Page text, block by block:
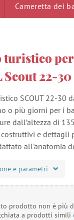
Cameretta dei
turistico
Scout 22-
SCOUT 22-30
o più giorni per i
dall’altezza di
e dettagli
all'anatomia
e parametri
prodotto non è più
a prodotti simili